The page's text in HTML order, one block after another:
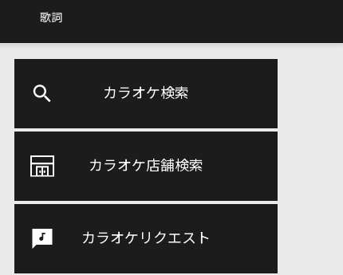
歌詞
カラオケ検索
カラオケ店舗検索
カラオケリクエスト